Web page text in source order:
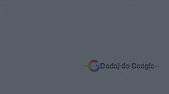
Dodaj do Google